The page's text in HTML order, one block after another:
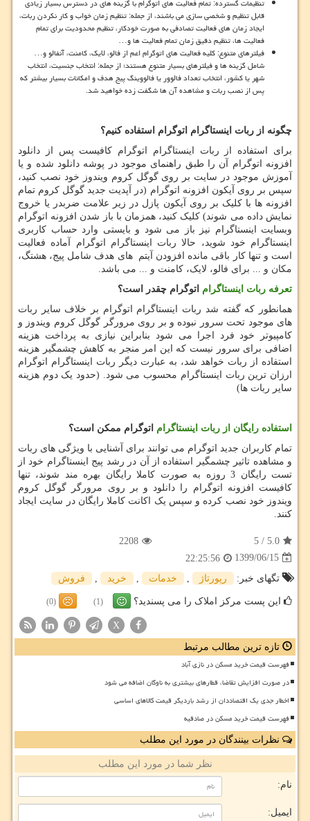
تنظیمات گسترده: تمام فعالیت های اتوگرام با گزینه های در دسترس بسیار زیادی
قابل تنظیم و شخصی سازی می باشند، از جمله: تنظیم زمان خواب و کار نکردن ربات،
ایجاد زمان های فعالیت تصادفی به صورت خودکار، تنظیم محدودیت برای تمام
فعالیت ها، تنظیم دقیق زمان تمام فعالیت ها و…
فیلترهای متنوع: کلیه فعالیت های اتوگرام اعم از فالو، لایک، کامنت، آنفالو و…
شامل گزینه ها و فیلترهای بسیار متنوع هستند؛ از جمله: انتخاب جنسیت، انتخاب
شهر یا کشور، انتخاب تعداد فالوور یا فالووینگ پیج هدف و امکانات بسیار بیشتر که
پس از نصب ربات و مشاهده آن ها شگفت زده خواهید شد.
چگونه از ربات اینستاگرام اتوگرام استفاده کنیم؟
برای استفاده از ربات اینستاگرام اتوگرام کافیست پس از دانلود
افزونه اتوگرام آن را طبق راهنمای موجود در پوشه دانلود شده و یا
آموزش موجود در سایت بر روی گوگل کروم ویندوز خود نصب کنید،
سپس بر روی آیکون افزونه اتوگرام (در آپدیت جدید گوگل کروم تمام
افزونه ها با کلیک بر روی آیکون پازل در زیر علامت ضربدر یا خروج
نمایش داده می شوند) کلیک کنید، همزمان با باز شدن افزونه اتوگرام
وبسایت اینستاگرام نیز باز می شود و بایستی وارد حساب کاربری
اینستاگرام خود شوید، حالا ربات اینستاگرام اتوگرام آماده فعالیت
است و تنها کار باقی مانده افزودن آیتم های هدف شامل پیج، هشتگ،
مکان و ... برای فالو، لایک، کامنت و ... می باشد.
تعرفه ربات اینستاگرام اتوگرام چقدر است؟
همانطور که گفته شد ربات اینستاگرام اتوگرام بر خلاف سایر ربات
های موجود تحت سرور نبوده و بر روی مرورگر گوگل کروم ویندوز و
کامپیوتر خود فرد اجرا می شود بنابراین نیازی به پرداخت هزینه
اضافی برای سرور نیست که این امر منجر به کاهش چشمگیر هزینه
استفاده از ربات خواهد شد، به عبارت دیگر ربات اینستاگرام اتوگرام
ارزان ترین ربات اینستاگرام محسوب می شود. (حدود یک دوم هزینه
سایر ربات ها)
استفاده رایگان از ربات اینستاگرام اتوگرام ممکن است؟
تمام کاربران جدید اتوگرام می توانند برای آشنایی با ویژگی های ربات
و مشاهده تاثیر چشمگیر استفاده از آن در رشد پیج اینستاگرام خود از
تست رایگان 3 روزه به صورت کاملا رایگان بهره مند شوند، تنها
کافیست افزونه اتوگرام را دانلود و بر روی مرورگر گوگل کروم
ویندوز خود نصب کرده و سپس یک اکانت کاملا رایگان در سایت ایجاد
کنند.
5.0
/
5
2208
1399/06/15
22:25:56
تگهای خبر:
رپورتاژ , خدمات , خرید , فروش
این پست مرکز املاک را می پسندید؟ (1)
(0)
X
تازه ترین مطالب مرتبط
فهرست قیمت خرید مسکن در نازی آباد
در صورت افزایش تقاضا، قطارهای بیشتری به ناوگان اضافه می شود
اخطار جدی یک اقتصاددان از رشد باردیگر قیمت کالاهای اساسی
فهرست قیمت خرید مسکن در صادقیه
نظرات بینندگان در مورد این مطلب
نظر شما در مورد این مطلب
نام:
ایمیل: